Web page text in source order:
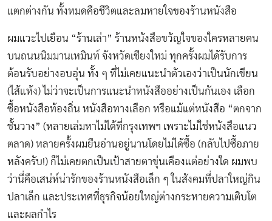
แตกต่างกัน ทั้งหมดคือชีวิตและลมหายใจของร้านหนังสือ
ผมแวะไปเยือน “ร้านเล่า” ร้านหนังสือขวัญใจของใครหลายคน
บนถนนนิมมานเหมินท์ จังหวัดเชียงใหม่ ทุกครั้งผมได้รับการ
ต้อนรับอย่างอบอุ่น ทั้ง ๆ ที่ไม่เคยแนะนำตัวเองว่าเป็นนักเขียน
(ไส้แห้ง) ไม่ว่าจะเป็นการแนะนำหนังสืออย่างเป็นกันเอง เลือก
ซื้อหนังสือท้องถิ่น หนังสือทางเลือก หรือแม้แต่หนังสือ “ตกจาก
ชั้นวาง” (หลายเล่มหาไม่ได้ที่กรุงเทพฯ เพราะไม่ใช่หนังสือแนว
ตลาด) หลายครั้งผมยืนอ่านอยู่นานโดยไม่ได้ซื้อ (กลับไปซื้อภาย
หลังครับ!) ก็ไม่เคยตกเป็นเป้าสายตาขุ่นเคืองแต่อย่างใด ผมพบ
ว่านี่คือเสน่ห์น่ารักของร้านหนังสือเล็ก ๆ ในสังคมที่ปลาใหญ่กิน
ปลาเล็ก และประเทศที่ธุรกิจน้อยใหญ่ต่างกระหายความเติบโต
และผลกำไร